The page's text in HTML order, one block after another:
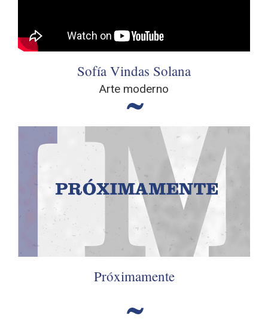
Sofía Vindas Solana
Arte moderno
Próximamente